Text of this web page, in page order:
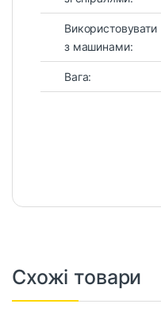
Використовувати
з машинами:
Вага:
Схожі товари